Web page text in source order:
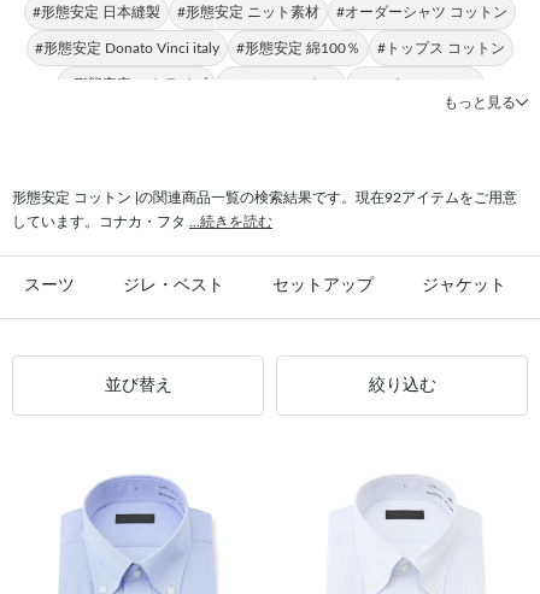
#形態安定 日本縫製 #形態安定 ニット素材 #オーダーシャツ コットン
#形態安定 Donato Vinci italy #形態安定 綿100％ #トップス コットン
#形態安定 ストライプ #シャツ コットン #コットン Tシャツ
#パンツ コットン
もっと見る
形態安定 コットン |の関連商品一覧の検索結果です。現在92アイテムをご用意
しています。コナカ・フタ
...続きを読む
スーツ ジレ・ベスト セットアップ ジャケット
並び替え 絞り込む